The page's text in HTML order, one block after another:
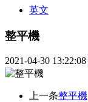
英文
整平機
2021-04-30 13:22:08
上一条整平機